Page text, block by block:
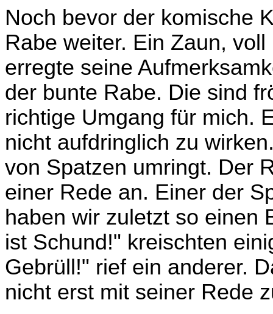
Noch bevor der komische
Rabe weiter. Ein Zaun,
erregte seine
der bunte Rabe. Die sind
richtige Umgang für mich.
nicht aufdringlich zu
von Spatzen umringt. Der
einer Rede an. Einer der
haben wir zuletzt so einen
ist Schund!" kreischten
Gebrüll!" rief ein anderer.
nicht erst mit seiner Rede